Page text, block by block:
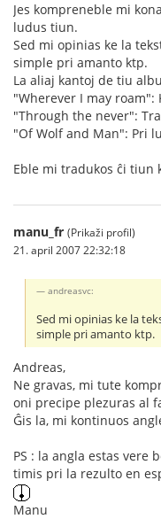
Jes kompreneble mi
ludus tiun.
Sed mi opinias ke la
simple pri amanto ktp.
La aliaj kantoj de tiu
"Wherever I may roam":
"Through the never":
"Of Wolf and Man": Pri
Eble mi tradukos ĉi tiun
manu_fr (Prikaži profil)
21. april 2007 22:32:18
andreasvc:
Sed mi opinias ke la
simple pri amanto ktp.
Andreas,
Ne gravas, mi tute
oni precipe plezuras al
Ĝis la, mi kontinuos
PS : la angla estas vere
timis pri la rezulto en
Manu